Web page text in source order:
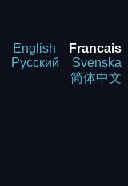
English
Francais
Русский
Svenska
简体中文